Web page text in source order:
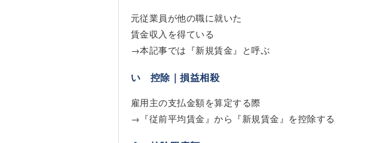
元従業員が他の職に就いた
賃金収入を得ている
→本記事では『新規賃金』と呼ぶ
い 控除｜損益相殺
雇用主の支払金額を算定する際
→『従前平均賃金』から『新規賃金』を控除する